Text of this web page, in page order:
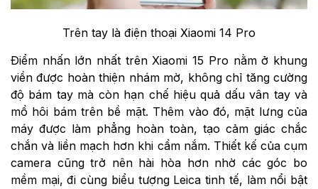
Trên tay là điện thoại Xiaomi 14 Pro
Điểm nhấn lớn nhất trên Xiaomi 15 Pro nằm ở khung
viền được hoàn thiện nhám mờ, không chỉ tăng cường
độ bám tay mà còn hạn chế hiệu quả dấu vân tay và
mồ hôi bám trên bề mặt. Thêm vào đó, mặt lưng của
máy được làm phẳng hoàn toàn, tạo cảm giác chắc
chắn và liền mạch hơn khi cầm nắm. Thiết kế của cụm
camera cũng trở nên hài hòa hơn nhờ các góc bo
mềm mại, đi cùng biểu tượng Leica tinh tế, làm nổi bật